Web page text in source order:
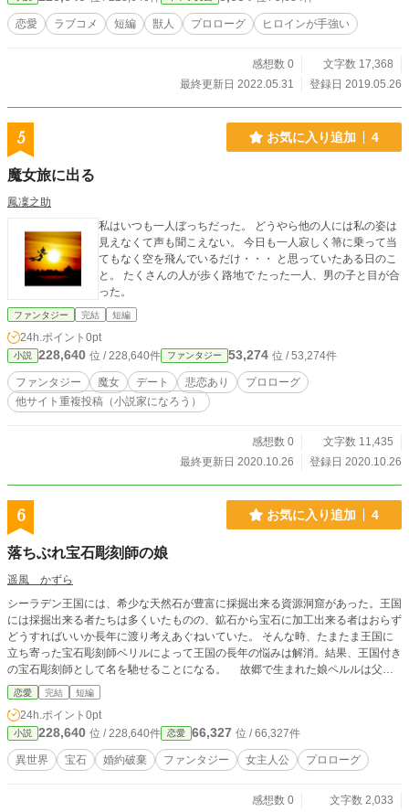
恋愛 ラブコメ 短編 獣人 プロローグ ヒロインが手強い
感想数 0
文字数 17,368
最終更新日 2022.05.31
登録日 2019.05.26
5 お気に入り追加 4
魔女旅に出る
鳳凜之助
私はいつも一人ぼっちだった。 どうやら他の人には私の姿は
見えなくて声も聞こえない。 今日も一人寂しく箒に乗って当
てもなく空を飛んでいるだけ・・・ と思っていたある日のこ
と。 たくさんの人が歩く路地で たった一人、男の子と目が合
った。
ファンタジー 完結 短編
24h.ポイント 0pt
小説 228,640 位 / 228,640件 ファンタジー 53,274 位 / 53,274件
ファンタジー 魔女 デート 悲恋あり
プロローグ
他サイト重複投稿（小説家になろう）
感想数 0
文字数 11,435
最終更新日 2020.10.26
登録日 2020.10.26
6 お気に入り追加 4
落ちぶれ宝石彫刻師の娘
遥風 かずら
シーラデン王国には、希少な天然石が豊富に採掘出来る資源洞窟があった。王国
には採掘出来る者たちは多くいたものの、鉱石から宝石に加工出来る者はおらず
どうすればいいか長年に渡り考えあぐねいていた。 そんな時、たまたま王国に
立ち寄った宝石彫刻師ベリルによって王国の長年の悩みは解消。結果、王国付き
の宝石彫刻師として名を馳せることになる。 故郷で生まれた娘ペルルは父の
名声により、子爵との婚約を取りつけられる運びに。 しかし資源が枯渇した
ことで仕事が激減、娘の婚約も自然解消され親子は必要とされなくなってしまっ
た。 王国を追われた親は酒浸りの日々。 そして跡継ぎの娘は細々と鉱石を
掘る日々を過ごしていたが―― これは、とある王子の訪れと一目惚れにより
意外な形で始まっていく話のプロローグ。
恋愛 完結 短編
24h.ポイント 0pt
小説 228,640 位 / 228,640件 恋愛 66,327 位 / 66,327件
異世界 宝石 婚約破棄 ファンタジー 女主人公 プロローグ
感想数 0
文字数 2,033